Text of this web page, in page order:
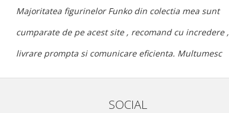
Majoritatea figurinelor Funko din colectia mea sunt
cumparate de pe acest site , recomand cu incredere ,
livrare prompta si comunicare eficienta. Multumesc
SOCIAL